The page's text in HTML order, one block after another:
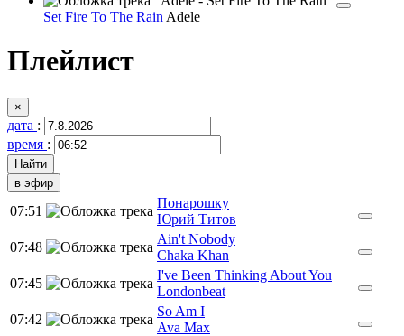
Set Fire To The Rain Adele
Плейлист
×
дата :
время :
в эфир
07:51
Понарошку
Юрий Титов
07:48
Ain't Nobody
Chaka Khan
07:45
I've Been Thinking About You
Londonbeat
07:42
So Am I
Ava Max